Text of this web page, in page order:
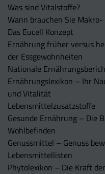
Was sind Vitalstoffe?
Wann brauchen Sie
Das Eucell Konzept
Ernährung früher versus
der Essgewohnheiten
Nationale
Ernährungslexikon – Ihr
und Vitalität
Lebensmittelzusatzstoffe
Gesunde Ernährung – Die
Wohlbefinden
Genussmittel – Genuss
Lebensmittellisten
Phytolexikon – Die Kraft